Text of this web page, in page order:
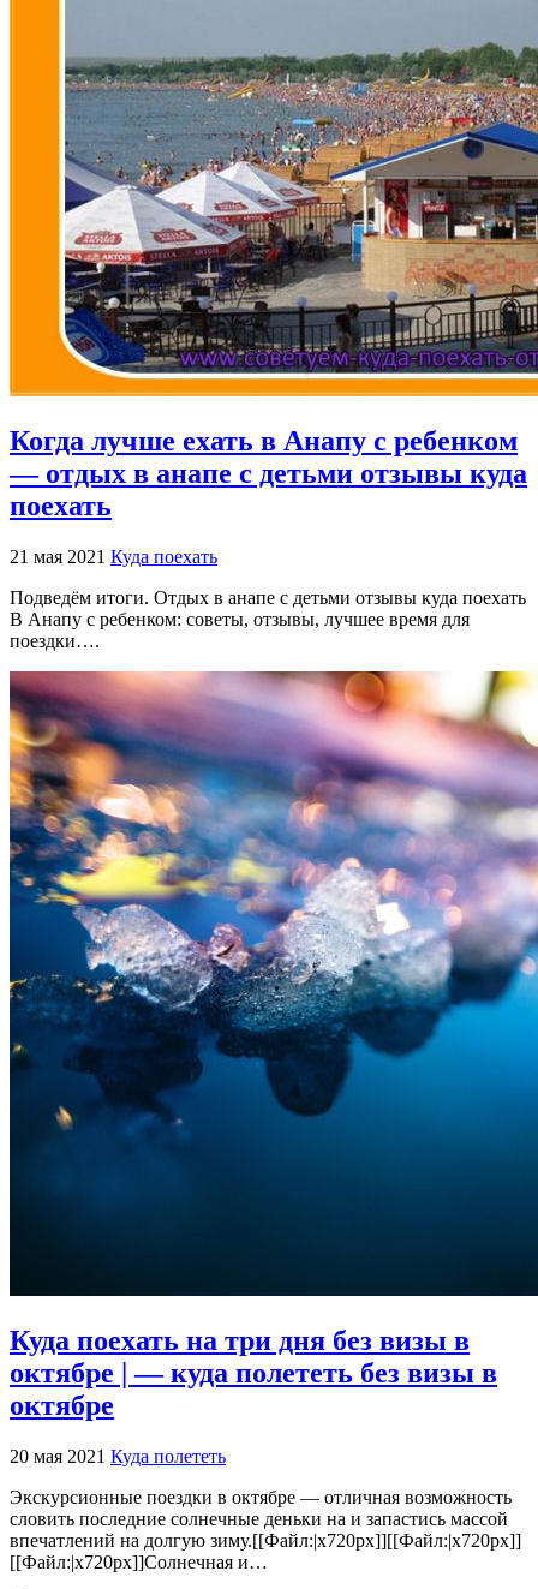
Когда лучше ехать в Анапу с ребенком
— отдых в анапе с детьми отзывы куда
поехать
21 мая 2021 Куда поехать
Подведём итоги. Отдых в анапе с детьми отзывы куда поехать
В Анапу с ребенком: советы, отзывы, лучшее время для
поездки….
Куда поехать на три дня без визы в
октябре | — куда полететь без визы в
октябре
20 мая 2021 Куда полететь
Экскурсионные поездки в октябре — отличная возможность
словить последние солнечные деньки на и запастись массой
впечатлений на долгую зиму.[[Файл:|x720px]][[Файл:|x720px]]
[[Файл:|x720px]]Солнечная и…